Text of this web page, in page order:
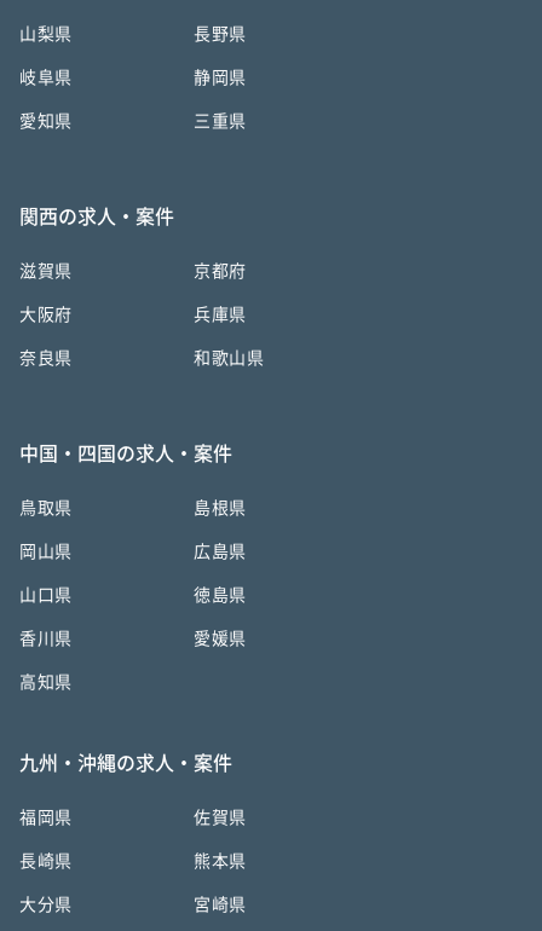
山梨県 長野県
岐阜県 静岡県
愛知県 三重県
関西の求人・案件
滋賀県 京都府
大阪府 兵庫県
奈良県 和歌山県
中国・四国の求人・案件
鳥取県 島根県
岡山県 広島県
山口県 徳島県
香川県 愛媛県
高知県
九州・沖縄の求人・案件
福岡県 佐賀県
長崎県 熊本県
大分県 宮崎県